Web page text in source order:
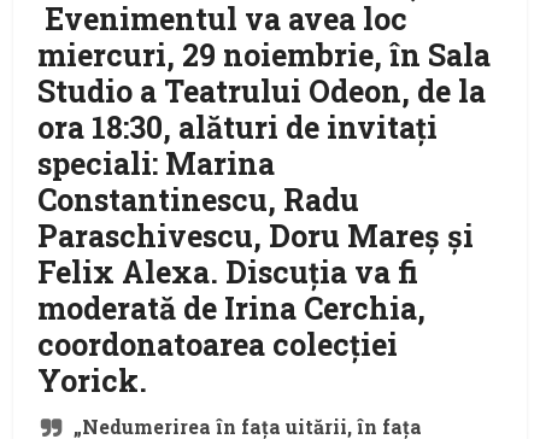
Evenimentul va avea loc
miercuri, 29 noiembrie, în Sala
Studio a Teatrului Odeon, de la
ora 18:30, alături de invitați
speciali: Marina
Constantinescu, Radu
Paraschivescu, Doru Mareș și
Felix Alexa. Discuția va fi
moderată de Irina Cerchia,
coordonatoarea colecției
Yorick.
„Nedumerirea în fața uitării, în fața